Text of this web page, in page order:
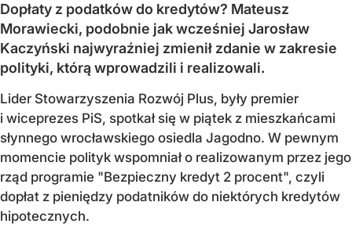
Dopłaty z podatków do kredytów? Mateusz
Morawiecki, podobnie jak wcześniej Jarosław
Kaczyński najwyraźniej zmienił zdanie w zakresie
polityki, którą wprowadzili i realizowali.
Lider Stowarzyszenia Rozwój Plus, były premier
i wiceprezes PiS, spotkał się w piątek z mieszkańcami
słynnego wrocławskiego osiedla Jagodno. W pewnym
momencie polityk wspomniał o realizowanym przez jego
rząd programie "Bezpieczny kredyt 2 procent", czyli
dopłat z pieniędzy podatników do niektórych kredytów
hipotecznych.